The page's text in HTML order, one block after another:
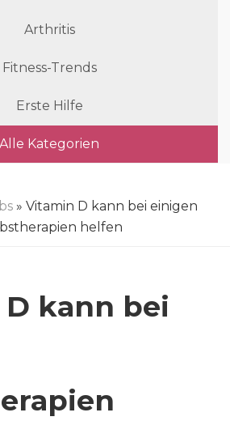
Arthritis
Fitness-Trends
Erste Hilfe
Alle Kategorien
» Vitamin D kann bei einigen
helfen
kann bei